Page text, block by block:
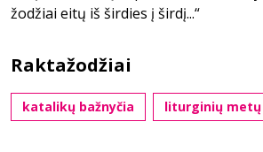
žodžiai eitų iš širdies į širdį...“
Raktažodžiai
katalikų bažnyčia liturginių